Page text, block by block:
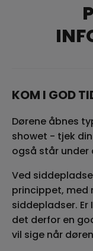
KOM I GOD
Dørene åbnes
showet - tjek
også står under
Ved
princippet, med
siddepladser.
det derfor en
vil sige når